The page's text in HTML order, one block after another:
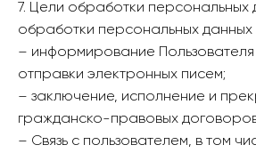
7. Цели обработки персональных
обработки персональных данных
– информирование
отправки электронных писем;
– заключение, исполнение и
гражданско-правовых
– Связь с пользователем, в том